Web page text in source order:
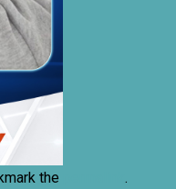
the .